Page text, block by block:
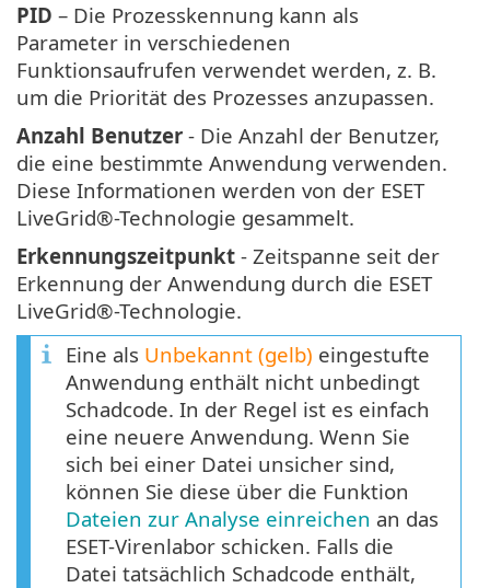
PID – Die Prozesskennung kann als
Parameter in verschiedenen
Funktionsaufrufen verwendet werden, z. B.
um die Priorität des Prozesses anzupassen.
Anzahl Benutzer - Die Anzahl der Benutzer,
die eine bestimmte Anwendung verwenden.
Diese Informationen werden von der ESET
LiveGrid®-Technologie gesammelt.
Erkennungszeitpunkt - Zeitspanne seit der
Erkennung der Anwendung durch die ESET
LiveGrid®-Technologie.
Eine als Unbekannt (gelb) eingestufte
Anwendung enthält nicht unbedingt
Schadcode. In der Regel ist es einfach
eine neuere Anwendung. Wenn Sie
sich bei einer Datei unsicher sind,
können Sie diese über die Funktion
Dateien zur Analyse einreichen an das
ESET-Virenlabor schicken. Falls die
Datei tatsächlich Schadcode enthält,